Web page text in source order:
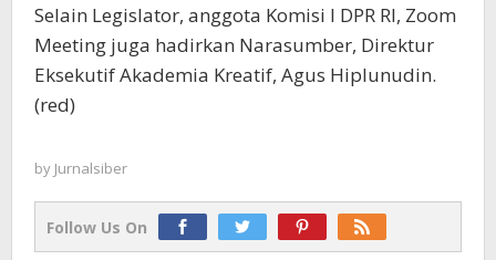
Selain Legislator, anggota Komisi I DPR RI, Zoom
Meeting juga hadirkan Narasumber, Direktur
Eksekutif Akademia Kreatif, Agus Hiplunudin.
(red)
by Jurnalsiber
Follow Us On